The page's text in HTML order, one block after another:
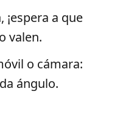
¡espera a que
valen.
o cámara:
ángulo.